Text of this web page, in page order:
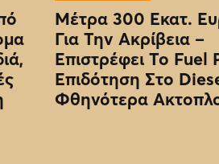
Μέτρα 300 Εκατ.
Για Την Ακρίβεια –
Επιστρέφει Το Fuel
Επιδότηση Στο
Φθηνότερα